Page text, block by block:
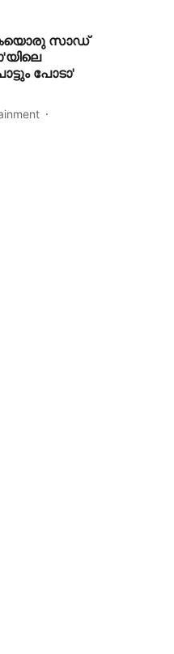
സാഡ്
പോടാ'